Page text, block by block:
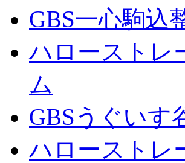
GBS一心駒込
ハローストレ
ム
GBSうぐいす
ハローストレ